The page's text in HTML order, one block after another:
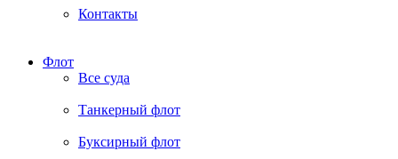
Контакты
Флот
Все суда
Танкерный флот
Буксирный флот